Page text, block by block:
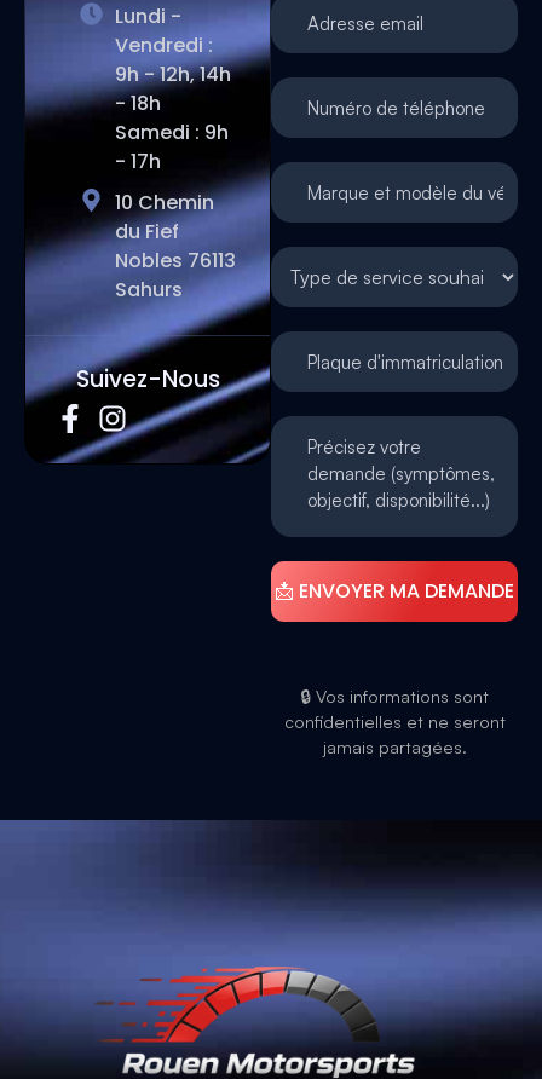
Lundi -
Vendredi :
9h - 12h, 14h
- 18h
Samedi : 9h
- 17h
10 Chemin
du Fief
Nobles 76113
Sahurs
Suivez-Nous
🔒 Vos informations sont
confidentielles et ne seront
jamais partagées.